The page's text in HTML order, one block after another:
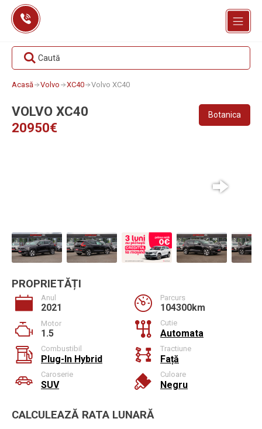
Skip
content
Caută
Acasă Volvo XC40 Volvo XC40
VOLVO XC40
20950€
Botanica
PROPRIETĂȚI
Anul
2021
Parcurs
104300km
Motor
1.5
Cutie
Automata
Combustibil
Plug-In Hybrid
Tractiune
Față
Caroserie
SUV
Culoare
Negru
CALCULEAZĂ RATA LUNARĂ